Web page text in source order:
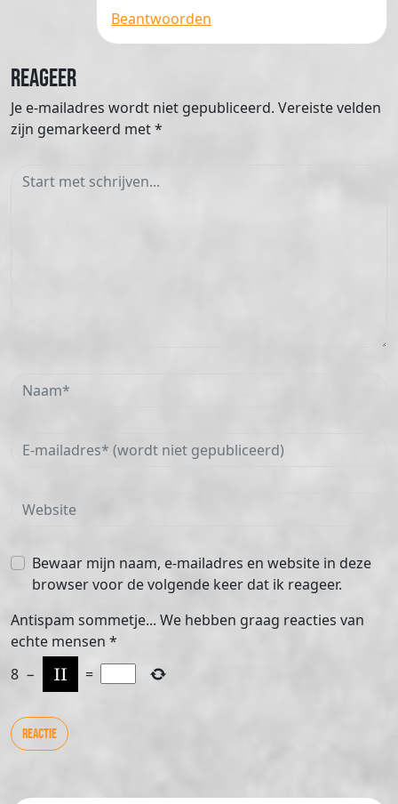
Beantwoorden
Reageer
Je e-mailadres wordt niet gepubliceerd. Vereiste velden
zijn gemarkeerd met*
Bewaar mijn naam, e-mailadres en website in deze
browser voor de volgende keer dat ik reageer.
Antispam sommetje... We hebben graag reacties van
echte mensen *
8 − =